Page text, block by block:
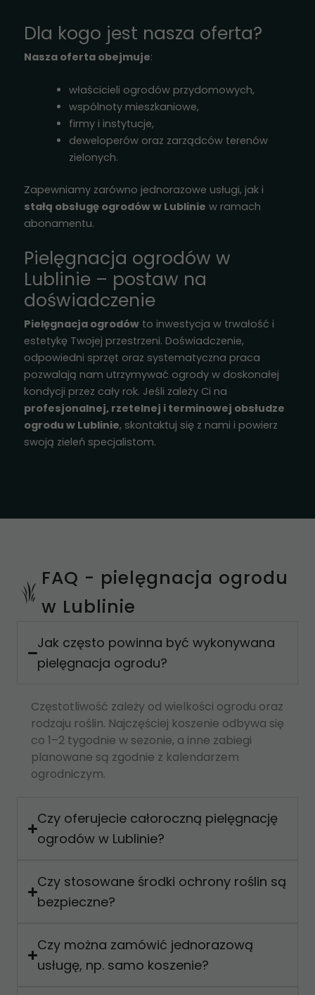
Dla kogo jest nasza oferta?
Nasza oferta obejmuje:
właścicieli ogrodów przydomowych,
wspólnoty mieszkaniowe,
firmy i instytucje,
deweloperów oraz zarządców terenów
zielonych.
Zapewniamy zarówno jednorazowe usługi, jak i
stałą obsługę ogrodów w Lublinie w ramach
abonamentu.
Pielęgnacja ogrodów w
Lublinie – postaw na
doświadczenie
Pielęgnacja ogrodów to inwestycja w trwałość i
estetykę Twojej przestrzeni. Doświadczenie,
odpowiedni sprzęt oraz systematyczna praca
pozwalają nam utrzymywać ogrody w doskonałej
kondycji przez cały rok. Jeśli zależy Ci na
profesjonalnej, rzetelnej i terminowej obsłudze
ogrodu w Lublinie, skontaktuj się z nami i powierz
swoją zieleń specjalistom.
FAQ - pielęgnacja ogrodu
w Lublinie
Jak często powinna być wykonywana
pielęgnacja ogrodu?
Częstotliwość zależy od wielkości ogrodu oraz
rodzaju roślin. Najczęściej koszenie odbywa się
co 1–2 tygodnie w sezonie, a inne zabiegi
planowane są zgodnie z kalendarzem
ogrodniczym.
Czy oferujecie całoroczną pielęgnację
ogrodów w Lublinie?
Czy stosowane środki ochrony roślin są
bezpieczne?
Czy można zamówić jednorazową
usługę, np. samo koszenie?
Jeśli odrzucisz
te pliki cookie,
Udostępniając
zachowania
podczas
szansę na
zobaczenie
spersonalizowanych